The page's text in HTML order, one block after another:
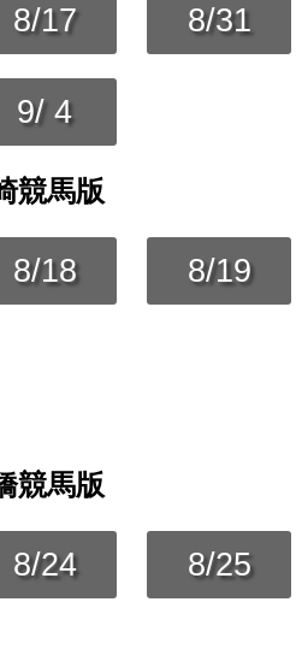
8/17 8/31
9/ 4
競馬版
8/18 8/19
競馬版
8/24 8/25